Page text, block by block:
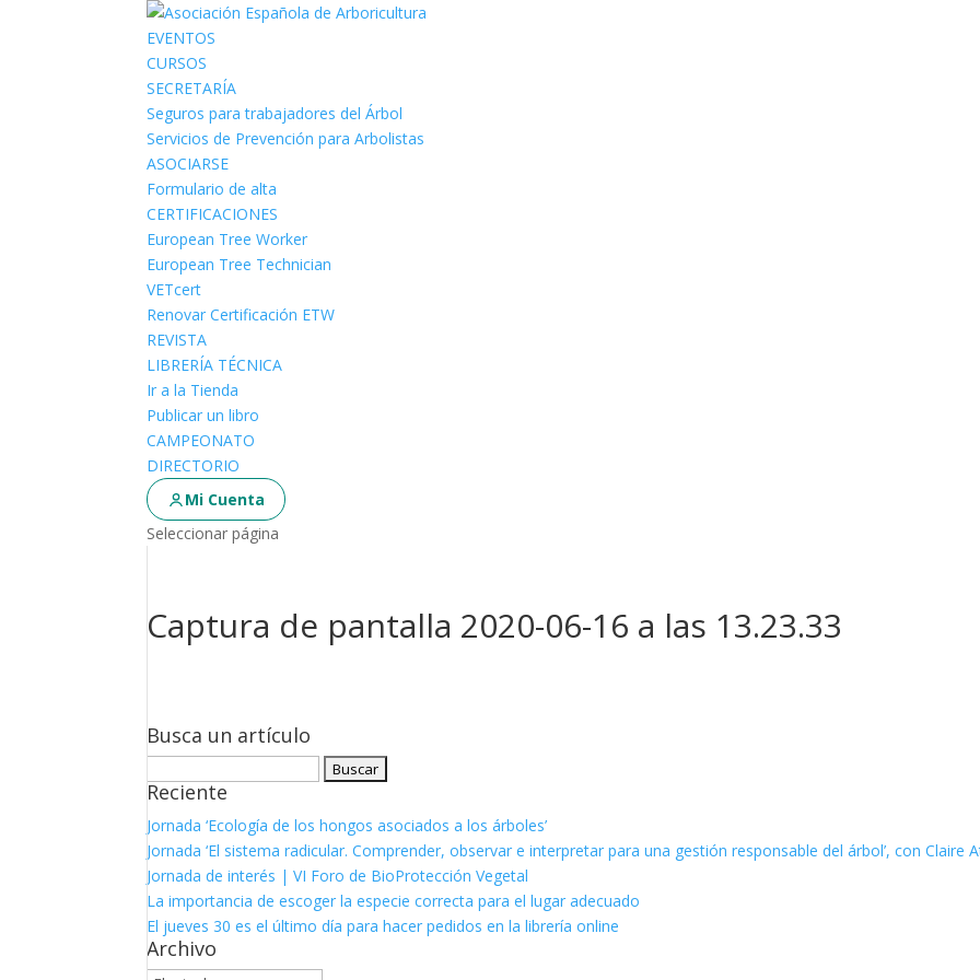
EVENTOS
CURSOS
SECRETARÍA
Seguros para trabajadores del Árbol
Servicios de Prevención para Arbolistas
ASOCIARSE
Formulario de alta
CERTIFICACIONES
European Tree Worker
European Tree Technician
VETcert
Renovar Certificación ETW
REVISTA
LIBRERÍA TÉCNICA
Ir a la Tienda
Publicar un libro
CAMPEONATO
DIRECTORIO
Mi Cuenta
Seleccionar página
Captura de pantalla 2020-06-16 a las 13.23.33
Busca un artículo
Reciente
Jornada ‘Ecología de los hongos asociados a los árboles’
Jornada ‘El sistema radicular. Comprender, observar e interpretar para una gestión responsable del árbol’, con Claire
Jornada de interés | VI Foro de BioProtección Vegetal
La importancia de escoger la especie correcta para el lugar adecuado
El jueves 30 es el último día para hacer pedidos en la librería online
Archivo